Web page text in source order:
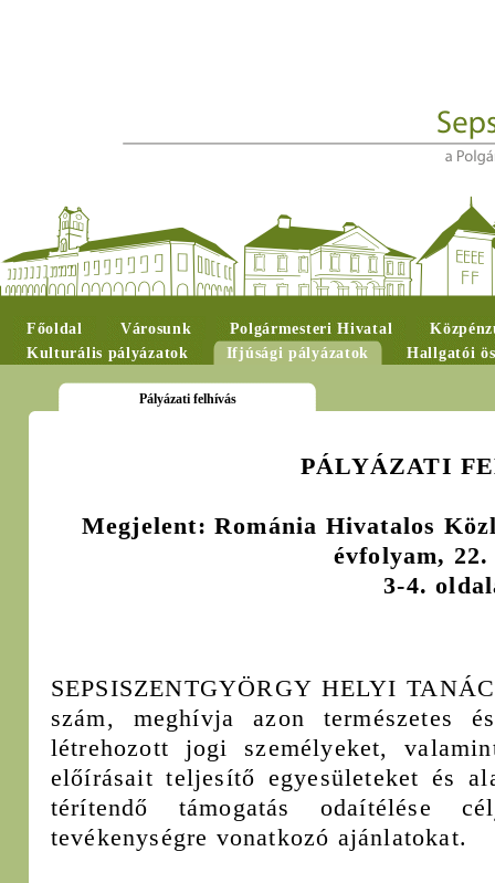
Főoldal Városunk Polgármesteri Hivatal
Kulturális pályázatok
Ifjúsági pályázatok Hallgatói
Pályázati felhívás
PÁLYÁZATI
Megjelent: Románia Hivatalos
évfolyam, 22.
3-4.
SEPSISZENTGYÖRGY HELYI
szám, meghívja azon természetes
létrehozott jogi személyeket,
előírásait teljesítő egyesületeket és
térítendő támogatás odaítélése
tevékenységre vonatkozó ajánlatokat.